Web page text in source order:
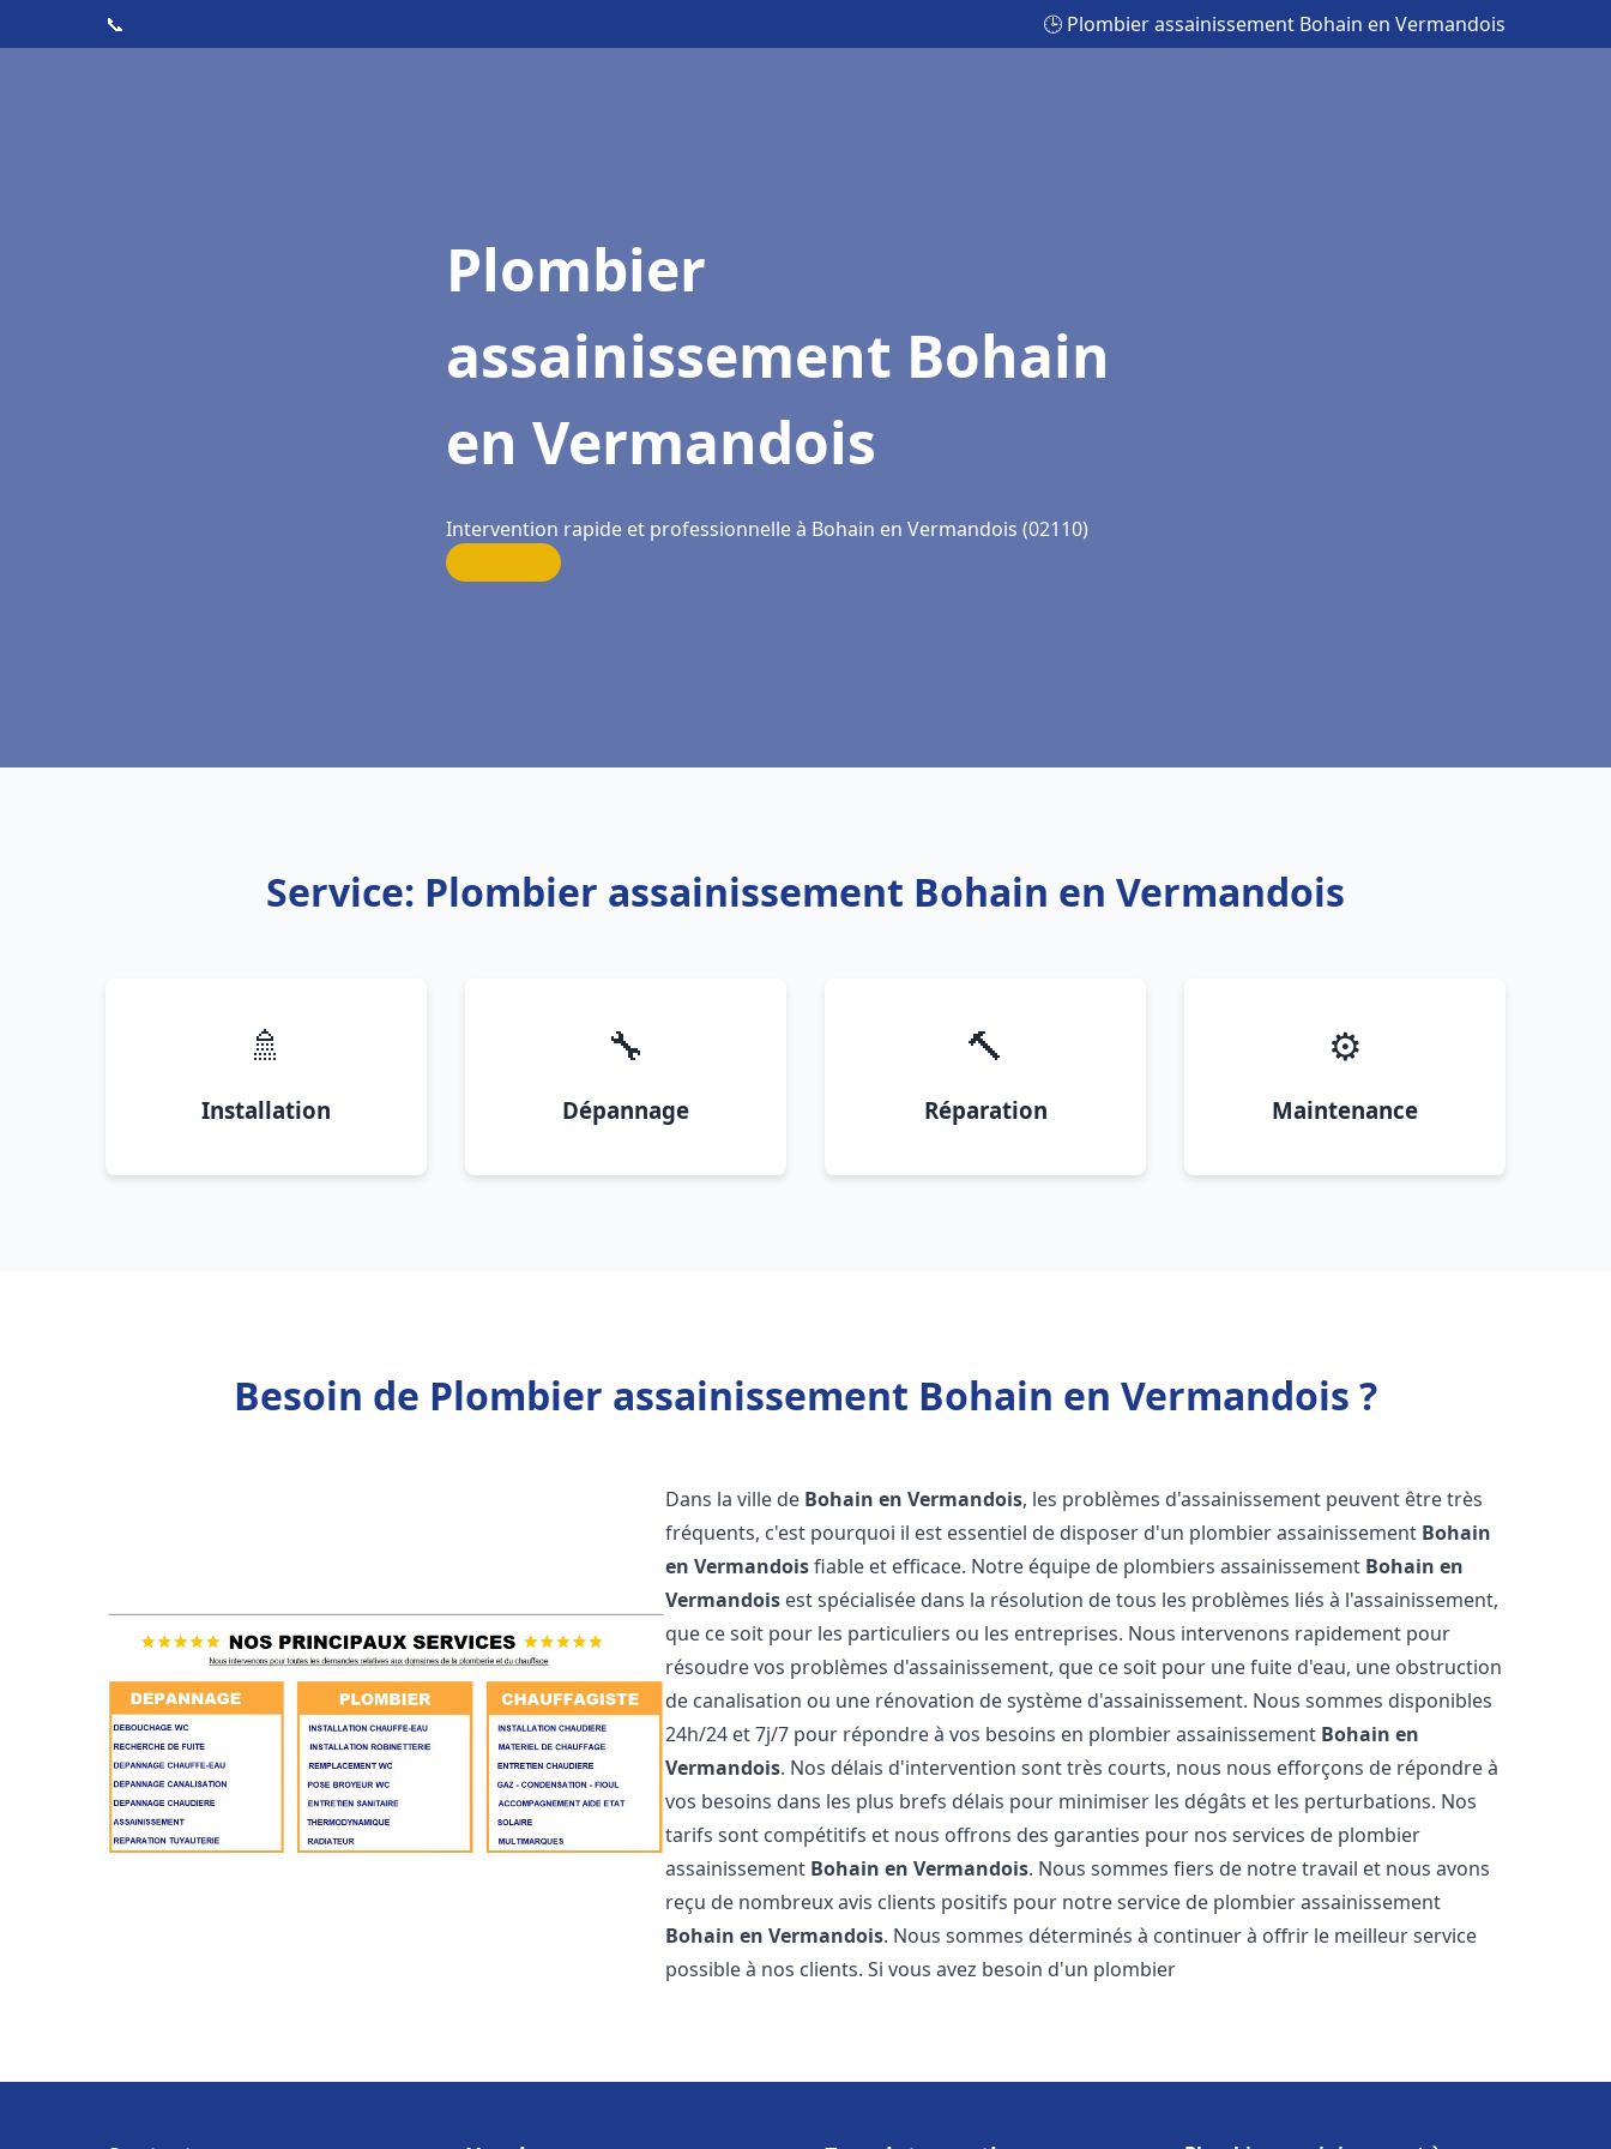
📞 🕒 Plombier assainissement Bohain en Vermandois
Plombier
assainissement Bohain
en Vermandois
Intervention rapide et professionnelle à Bohain en Vermandois (02110)
Service: Plombier assainissement Bohain en Vermandois
🚿
Installation
🔧
Dépannage
🔨
Réparation
⚙️
Maintenance
Besoin de Plombier assainissement Bohain en Vermandois ?
Dans la ville de Bohain en Vermandois, les problèmes d'assainissement peuvent être très
fréquents, c'est pourquoi il est essentiel de disposer d'un plombier assainissement Bohain
en Vermandoisfiable et efficace. Notre équipe de plombiers assainissement Bohain en
Vermandois est spécialisée dans la résolution de tous les problèmes liés à l'assainissement,
que ce soit pour les particuliers ou les entreprises. Nous intervenons rapidement pour
résoudre vos problèmes d'assainissement, que ce soit pour une fuite d'eau, une obstruction
de canalisation ou une rénovation de système d'assainissement. Nous sommes disponibles
24h/24 et 7j/7 pour répondre à vos besoins en plombier assainissement Bohain en
Vermandois. Nos délais d'intervention sont très courts, nous nous efforçons de répondre à
vos besoins dans les plus brefs délais pour minimiser les dégâts et les perturbations. Nos
tarifs sont compétitifs et nous offrons des garanties pour nos services de plombier
assainissement Bohain en Vermandois. Nous sommes fiers de notre travail et nous avons
reçu de nombreux avis clients positifs pour notre service de plombier assainissement
Bohain en Vermandois. Nous sommes déterminés à continuer à offrir le meilleur service
possible à nos clients. Si vous avez besoin d'un plombier